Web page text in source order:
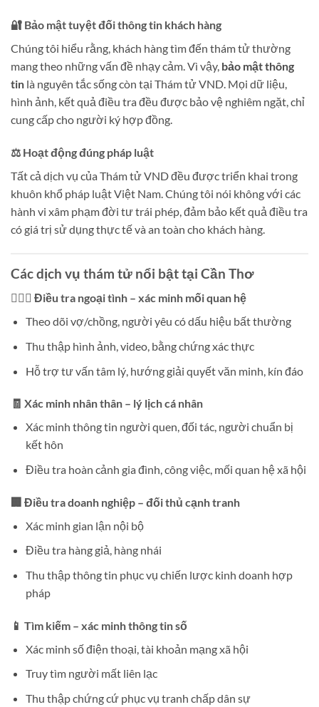
🔐 Bảo mật tuyệt đối thông tin khách hàng
Chúng tôi hiểu rằng, khách hàng tìm đến thám tử thường
mang theo những vấn đề nhạy cảm. Vì vậy, bảo mật thông
tin là nguyên tắc sống còn tại Thám tử VND. Mọi dữ liệu,
hình ảnh, kết quả điều tra đều được bảo vệ nghiêm ngặt, chỉ
cung cấp cho người ký hợp đồng.
⚖️ Hoạt động đúng pháp luật
Tất cả dịch vụ của Thám tử VND đều được triển khai trong
khuôn khổ pháp luật Việt Nam. Chúng tôi nói không với các
hành vi xâm phạm đời tư trái phép, đảm bảo kết quả điều tra
có giá trị sử dụng thực tế và an toàn cho khách hàng.
Các dịch vụ thám tử nổi bật tại Cần Thơ
👩‍❤️‍👨 Điều tra ngoại tình – xác minh mối quan hệ
Theo dõi vợ/chồng, người yêu có dấu hiệu bất thường
Thu thập hình ảnh, video, bằng chứng xác thực
Hỗ trợ tư vấn tâm lý, hướng giải quyết văn minh, kín đáo
🧾 Xác minh nhân thân – lý lịch cá nhân
Xác minh thông tin người quen, đối tác, người chuẩn bị
kết hôn
Điều tra hoàn cảnh gia đình, công việc, mối quan hệ xã hội
🏢 Điều tra doanh nghiệp – đối thủ cạnh tranh
Xác minh gian lận nội bộ
Điều tra hàng giả, hàng nhái
Thu thập thông tin phục vụ chiến lược kinh doanh hợp
pháp
📱 Tìm kiếm – xác minh thông tin số
Xác minh số điện thoại, tài khoản mạng xã hội
Truy tìm người mất liên lạc
Thu thập chứng cứ phục vụ tranh chấp dân sự